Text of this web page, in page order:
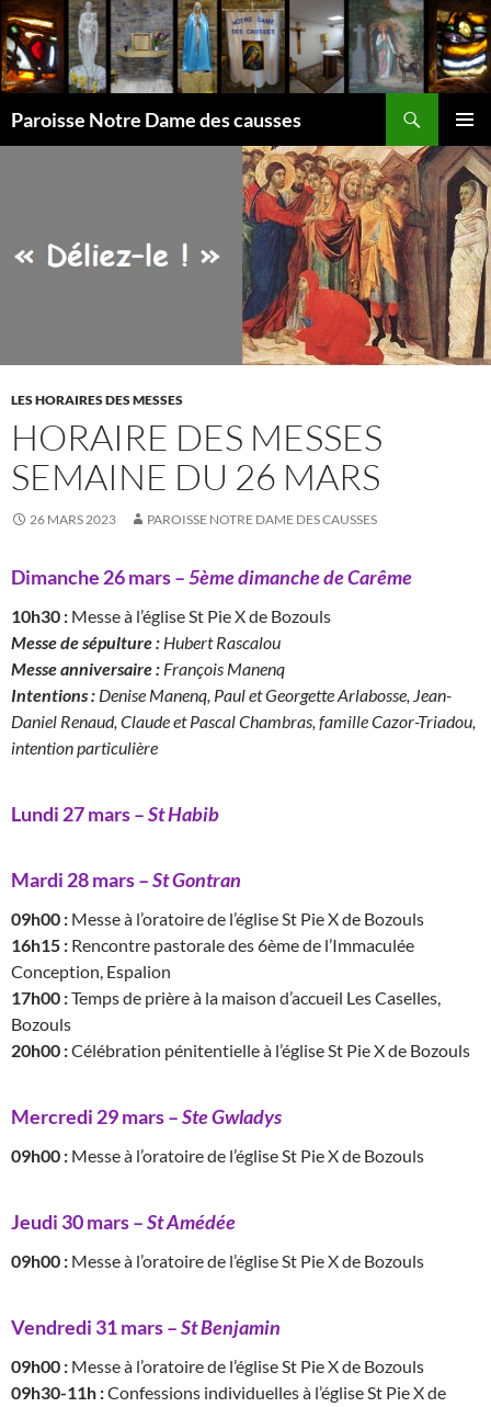
Aller
au
contenu
Paroisse Notre Dame des causses
MENU
LES HORAIRES DES MESSES
HORAIRE DES MESSES
SEMAINE DU 26 MARS
26 MARS 2023 PAROISSE NOTRE DAME DES CAUSSES
Dimanche 26 mars –5ème dimanche de Carême
10h30 : Messe à l’église St Pie X de Bozouls
Messe de sépulture : Hubert Rascalou
Messe anniversaire : François Manenq
Intentions : Denise Manenq, Paul et Georgette Arlabosse, Jean-
Daniel Renaud, Claude et Pascal Chambras, famille Cazor-Triadou,
intention particulière
Lundi 27 mars –St Habib
Mardi 28 mars –St Gontran
09h00 : Messe à l’oratoire de l’église St Pie X de Bozouls
16h15 : Rencontre pastorale des 6ème de l’Immaculée
Conception, Espalion
17h00 :Temps de prière à la maison d’accueil Les Caselles,
Bozouls
20h00 :Célébration pénitentielle à l’église St Pie X de Bozouls
Mercredi 29 mars –Ste Gwladys
09h00 : Messe à l’oratoire de l’église St Pie X de Bozouls
Jeudi 30 mars –St Amédée
09h00 : Messe à l’oratoire de l’église St Pie X de Bozouls
Vendredi 31 mars –St Benjamin
09h00 : Messe à l’oratoire de l’église St Pie X de Bozouls
09h30-11h :Confessions individuelles à l’église St Pie X de